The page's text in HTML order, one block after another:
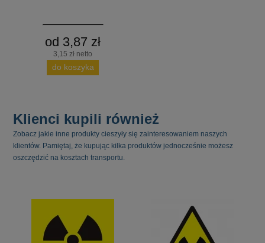
od 3,87 zł
3,15 zł netto
do koszyka
Klienci kupili również
Zobacz jakie inne produkty cieszyły się zainteresowaniem naszych
klientów. Pamiętaj, że kupując kilka produktów jednocześnie możesz
oszczędzić na kosztach transportu.